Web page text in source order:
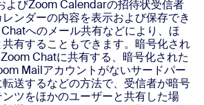
よびZoom Calendarの招待状受信者
ンダーの内容を表示および保存でき
へのメール共有などにより、ほ
有することもできます。暗号化され
Chatに共有する、暗号化された
Mailアカウントがないサードパー
送するなどの方法で、受信者が暗号
ツをほかのユーザーと共有した場